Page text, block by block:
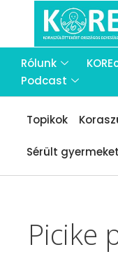
Rólunk
Podcast
Topikok
Sérült
Picike